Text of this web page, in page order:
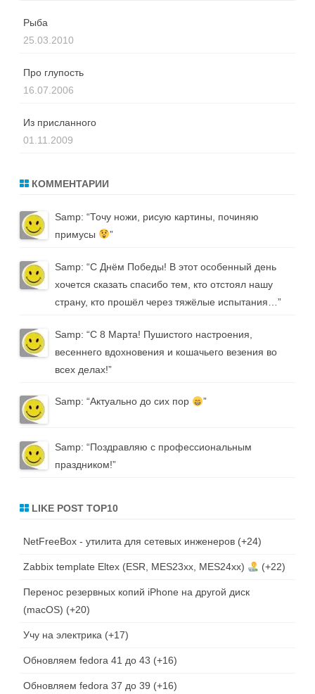
Рыба
25.03.2010
Про глупость
16.07.2006
Из присланного
01.11.2009
КОММЕНТАРИИ
Samp: “Точу ножи, рисую картины, починяю
примусы
”
Samp: “С Днём Победы! В этот особенный день
хочется сказать спасибо тем, кто отстоял нашу
страну, кто прошёл через тяжёлые испытания… ”
Samp: “С 8 Марта! Пушистого настроения,
весеннего вдохновения и кошачьего везения во
всех делах!”
Samp: “Актуально до сих пор ”
Samp: “Поздравляю с профессиональным
праздником!”
LIKE POST TOP10
NetFreeBox - утилита для сетевых инженеров +24
Zabbix template Eltex (ESR, MES23xx, MES24xx) +22
Перенос резервных копий iPhone на другой диск
(macOS)
+20
Учу на электрика +17
Обновляем fedora 41 до 43 +16
Обновляем fedora 37 до 39 +16